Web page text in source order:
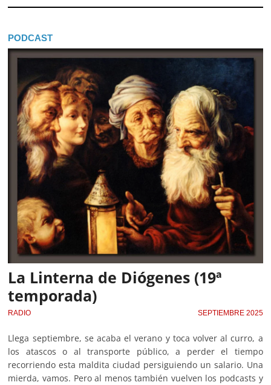
PODCAST
La Linterna de Diógenes (19ª
temporada)
RADIO SEPTIEMBRE 2025
Llega septiembre, se acaba el verano y toca volver al curro, a
los atascos o al transporte público, a perder el tiempo
recorriendo esta maldita ciudad persiguiendo un salario. Una
mierda, vamos. Pero al menos también vuelven los podcasts y